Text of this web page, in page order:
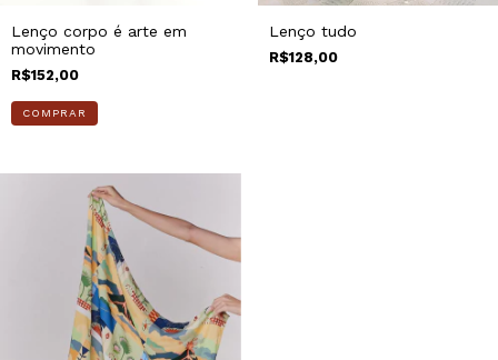
Lenço corpo é arte em
movimento
R$152,00
Lenço tudo
R$128,00